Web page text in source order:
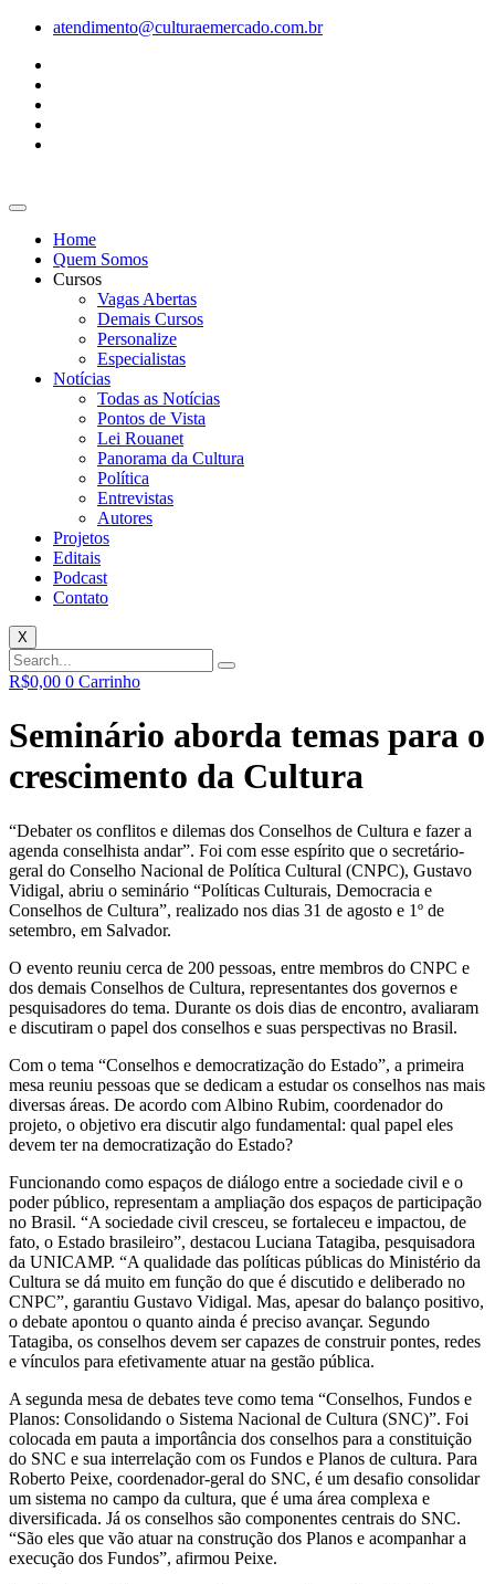
conteúdo
atendimento@culturaemercado.com.br
Home
Quem Somos
Cursos
Vagas Abertas
Demais Cursos
Personalize
Especialistas
Notícias
Todas as Notícias
Pontos de Vista
Lei Rouanet
Panorama da Cultura
Política
Entrevistas
Autores
Projetos
Editais
Podcast
Contato
X
R$0,00 0 Carrinho
Seminário aborda temas para o
crescimento da Cultura
“Debater os conflitos e dilemas dos Conselhos de Cultura e fazer a
agenda conselhista andar”. Foi com esse espírito que o secretário-
geral do Conselho Nacional de Política Cultural (CNPC), Gustavo
Vidigal, abriu o seminário “Políticas Culturais, Democracia e
Conselhos de Cultura”, realizado nos dias 31 de agosto e 1º de
setembro, em Salvador.
O evento reuniu cerca de 200 pessoas, entre membros do CNPC e
dos demais Conselhos de Cultura, representantes dos governos e
pesquisadores do tema. Durante os dois dias de encontro, avaliaram
e discutiram o papel dos conselhos e suas perspectivas no Brasil.
Com o tema “Conselhos e democratização do Estado”, a primeira
mesa reuniu pessoas que se dedicam a estudar os conselhos nas mais
diversas áreas. De acordo com Albino Rubim, coordenador do
projeto, o objetivo era discutir algo fundamental: qual papel eles
devem ter na democratização do Estado?
Funcionando como espaços de diálogo entre a sociedade civil e o
poder público, representam a ampliação dos espaços de participação
no Brasil. “A sociedade civil cresceu, se fortaleceu e impactou, de
fato, o Estado brasileiro”, destacou Luciana Tatagiba, pesquisadora
da UNICAMP. “A qualidade das políticas públicas do Ministério da
Cultura se dá muito em função do que é discutido e deliberado no
CNPC”, garantiu Gustavo Vidigal. Mas, apesar do balanço positivo,
o debate apontou o quanto ainda é preciso avançar. Segundo
Tatagiba, os conselhos devem ser capazes de construir pontes, redes
e vínculos para efetivamente atuar na gestão pública.
A segunda mesa de debates teve como tema “Conselhos, Fundos e
Planos: Consolidando o Sistema Nacional de Cultura (SNC)”. Foi
colocada em pauta a importância dos conselhos para a constituição
do SNC e sua interrelação com os Fundos e Planos de cultura. Para
Roberto Peixe, coordenador-geral do SNC, é um desafio consolidar
um sistema no campo da cultura, que é uma área complexa e
diversificada. Já os conselhos são componentes centrais do SNC.
“São eles que vão atuar na construção dos Planos e acompanhar a
execução dos Fundos”, afirmou Peixe.